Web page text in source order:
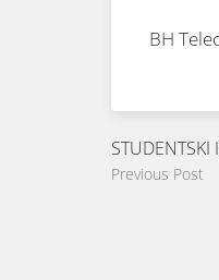
BH
Previous Post